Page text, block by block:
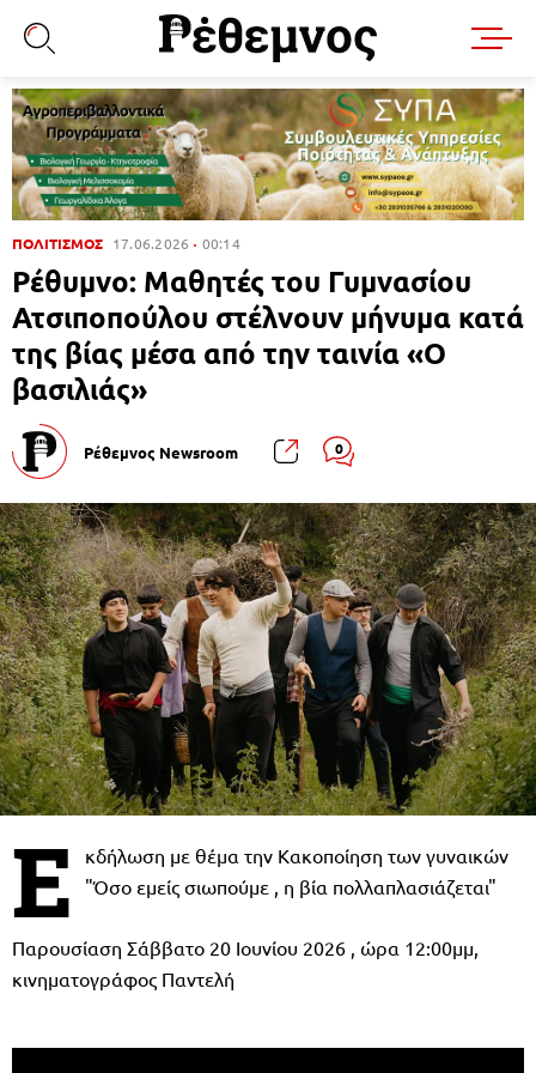
ΠΟΛΙΤΙΣΜΟΣ 17.06.2026 00:14
Ρέθυμνο: Μαθητές του Γυμνασίου
Ατσιποπούλου στέλνουν μήνυμα κατά
της βίας μέσα από την ταινία «Ο
βασιλιάς»
Ρέθεμνος Newsroom 0
Ε
κδήλωση με θέμα την Κακοποίηση των γυναικών
"Όσο εμείς σιωπούμε , η βία πολλαπλασιάζεται"
Παρουσίαση Σάββατο 20 Ιουνίου 2026 , ώρα 12:00μμ,
κινηματογράφος Παντελή